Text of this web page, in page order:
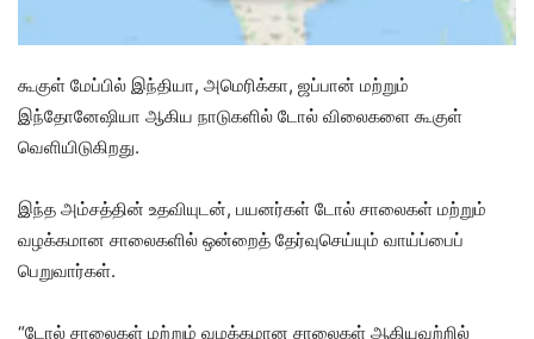
கூகுள் மேப்பில் இந்தியா, அமெரிக்கா, ஜப்பான் மற்றும்
இந்தோனேஷியா ஆகிய நாடுகளில் டோல் விலைகளை கூகுள்
வெளியிடுகிறது.
இந்த அம்சத்தின் உதவியுடன், பயனர்கள் டோல் சாலைகள் மற்றும்
வழக்கமான சாலைகளில் ஒன்றைத் தேர்வுசெய்யும் வாய்ப்பைப்
பெறுவார்கள்.
“டோல் சாலைகள் மற்றும் வழக்கமான சாலைகள் ஆகியவற்றில்